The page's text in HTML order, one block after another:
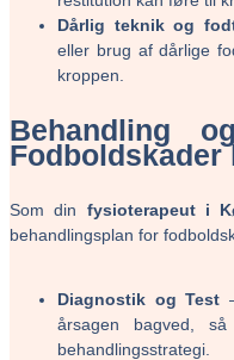
Dårlig teknik og
eller brug af dårlige
kroppen.
Behandling
Fodboldskader
Som din fysioterapeut i
behandlingsplan for
Diagnostik og Test
årsagen bagved,
behandlingsstrategi.